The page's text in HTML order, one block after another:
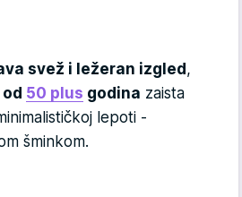
svež i ležeran izgled,
50 plus godina zaista
lepoti -
šminkom.